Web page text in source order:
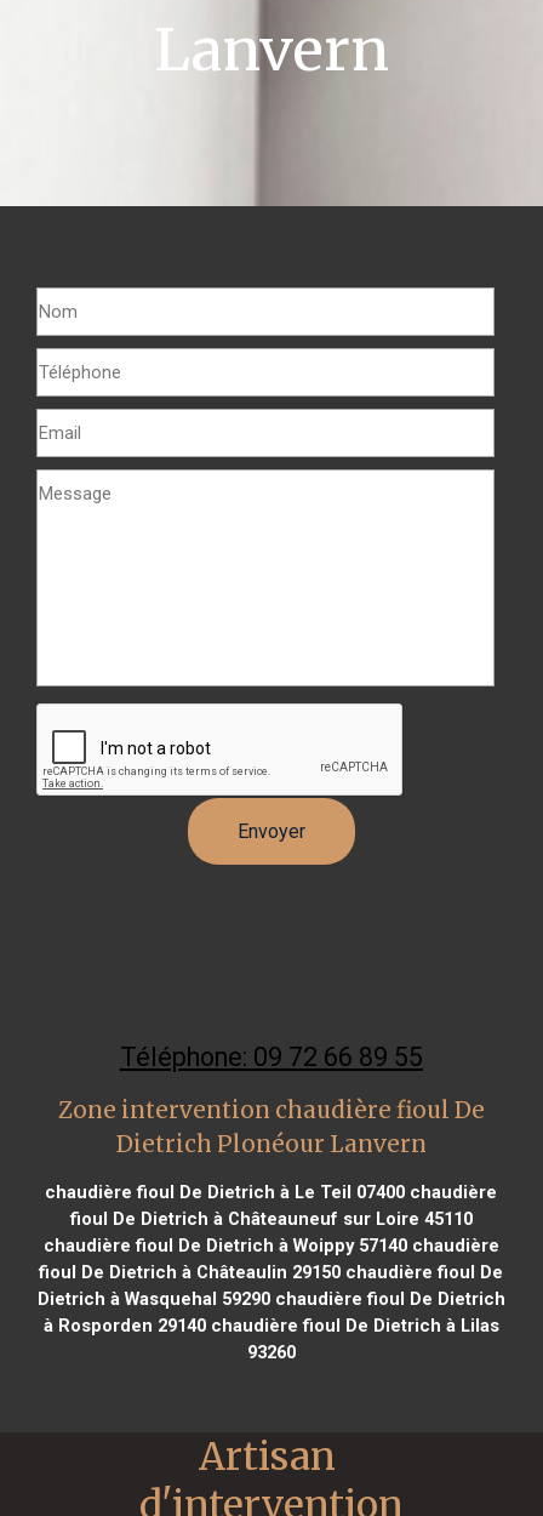
Lanvern
Téléphone: 09 72 66 89 55
Zone intervention chaudière fioul De
Dietrich Plonéour Lanvern
chaudière fioul De Dietrich à Le Teil 07400 chaudière
fioul De Dietrich à Châteauneuf sur Loire 45110
chaudière fioul De Dietrich à Woippy 57140chaudière
fioul De Dietrich à Châteaulin 29150 chaudière fioul De
Dietrich à Wasquehal 59290chaudière fioul De Dietrich
à Rosporden 29140chaudière fioul De Dietrich à Lilas
93260
Artisan
d'intervention